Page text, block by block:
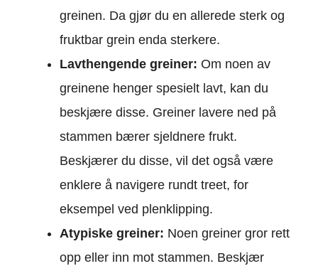
greinen. Da gjør du en allerede sterk og
fruktbar grein enda sterkere.
Lavthengende greiner: Om noen av
greinene henger spesielt lavt, kan du
beskjære disse. Greiner lavere ned på
stammen bærer sjeldnere frukt.
Beskjærer du disse, vil det også være
enklere å navigere rundt treet, for
eksempel ved plenklipping.
Atypiske greiner: Noen greiner gror rett
opp eller inn mot stammen. Beskjær